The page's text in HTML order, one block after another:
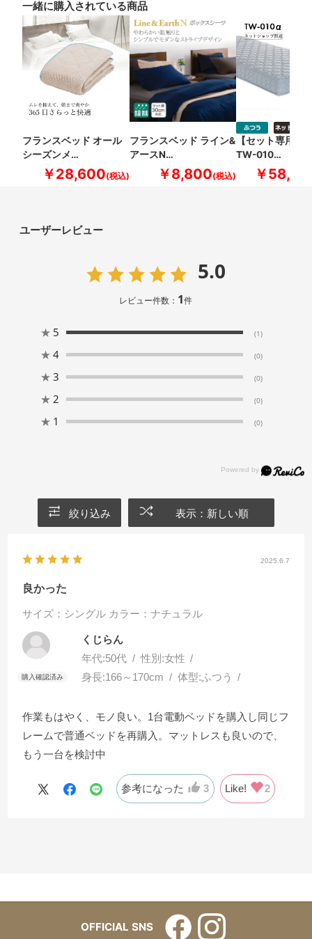
一緒に購入されている商品
フランスベッド オール
シーズンメ…
￥28,600
フランスベッド ライン&
アースN…
￥8,800
【セット専用商
TW-010…
￥
ユーザーレビュー
5.0
レビュー件数： 1件
★ 5 (1)
★ 4 (0)
★ 3 (0)
★ 2 (0)
★ 1 (0)
絞り込み 表示：新しい順
2025.6.7
良かった
サイズ：シングル カラー：ナチュラル
くじらん
年代:50代 性別:女性
身長:166～170cm 体型:ふつう
作業もはやく、モノ良い。1台電動ベッドを購入し同じフ
レームで普通ベッドを再購入。マットレスも良いので、
もう一台を検討中
参考になった 3 Like! 2
OFFICIAL SNS